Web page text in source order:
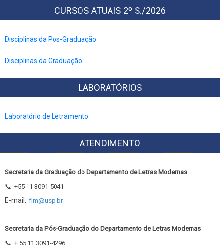
CURSOS ATUAIS 2º S./2026
Disciplinas da Pós-Graduação
Disciplinas da Graduação
LABORATÓRIOS
Laboratório de Letramento
ATENDIMENTO
Secretaria da Graduação do Departamento de Letras Modernas
📞 +55 11 3091-5041
E-mail: flm@usp.br
Secretaria da Pós-Graduação do Departamento de Letras Modernas
📞 + 55 11 3091-4296